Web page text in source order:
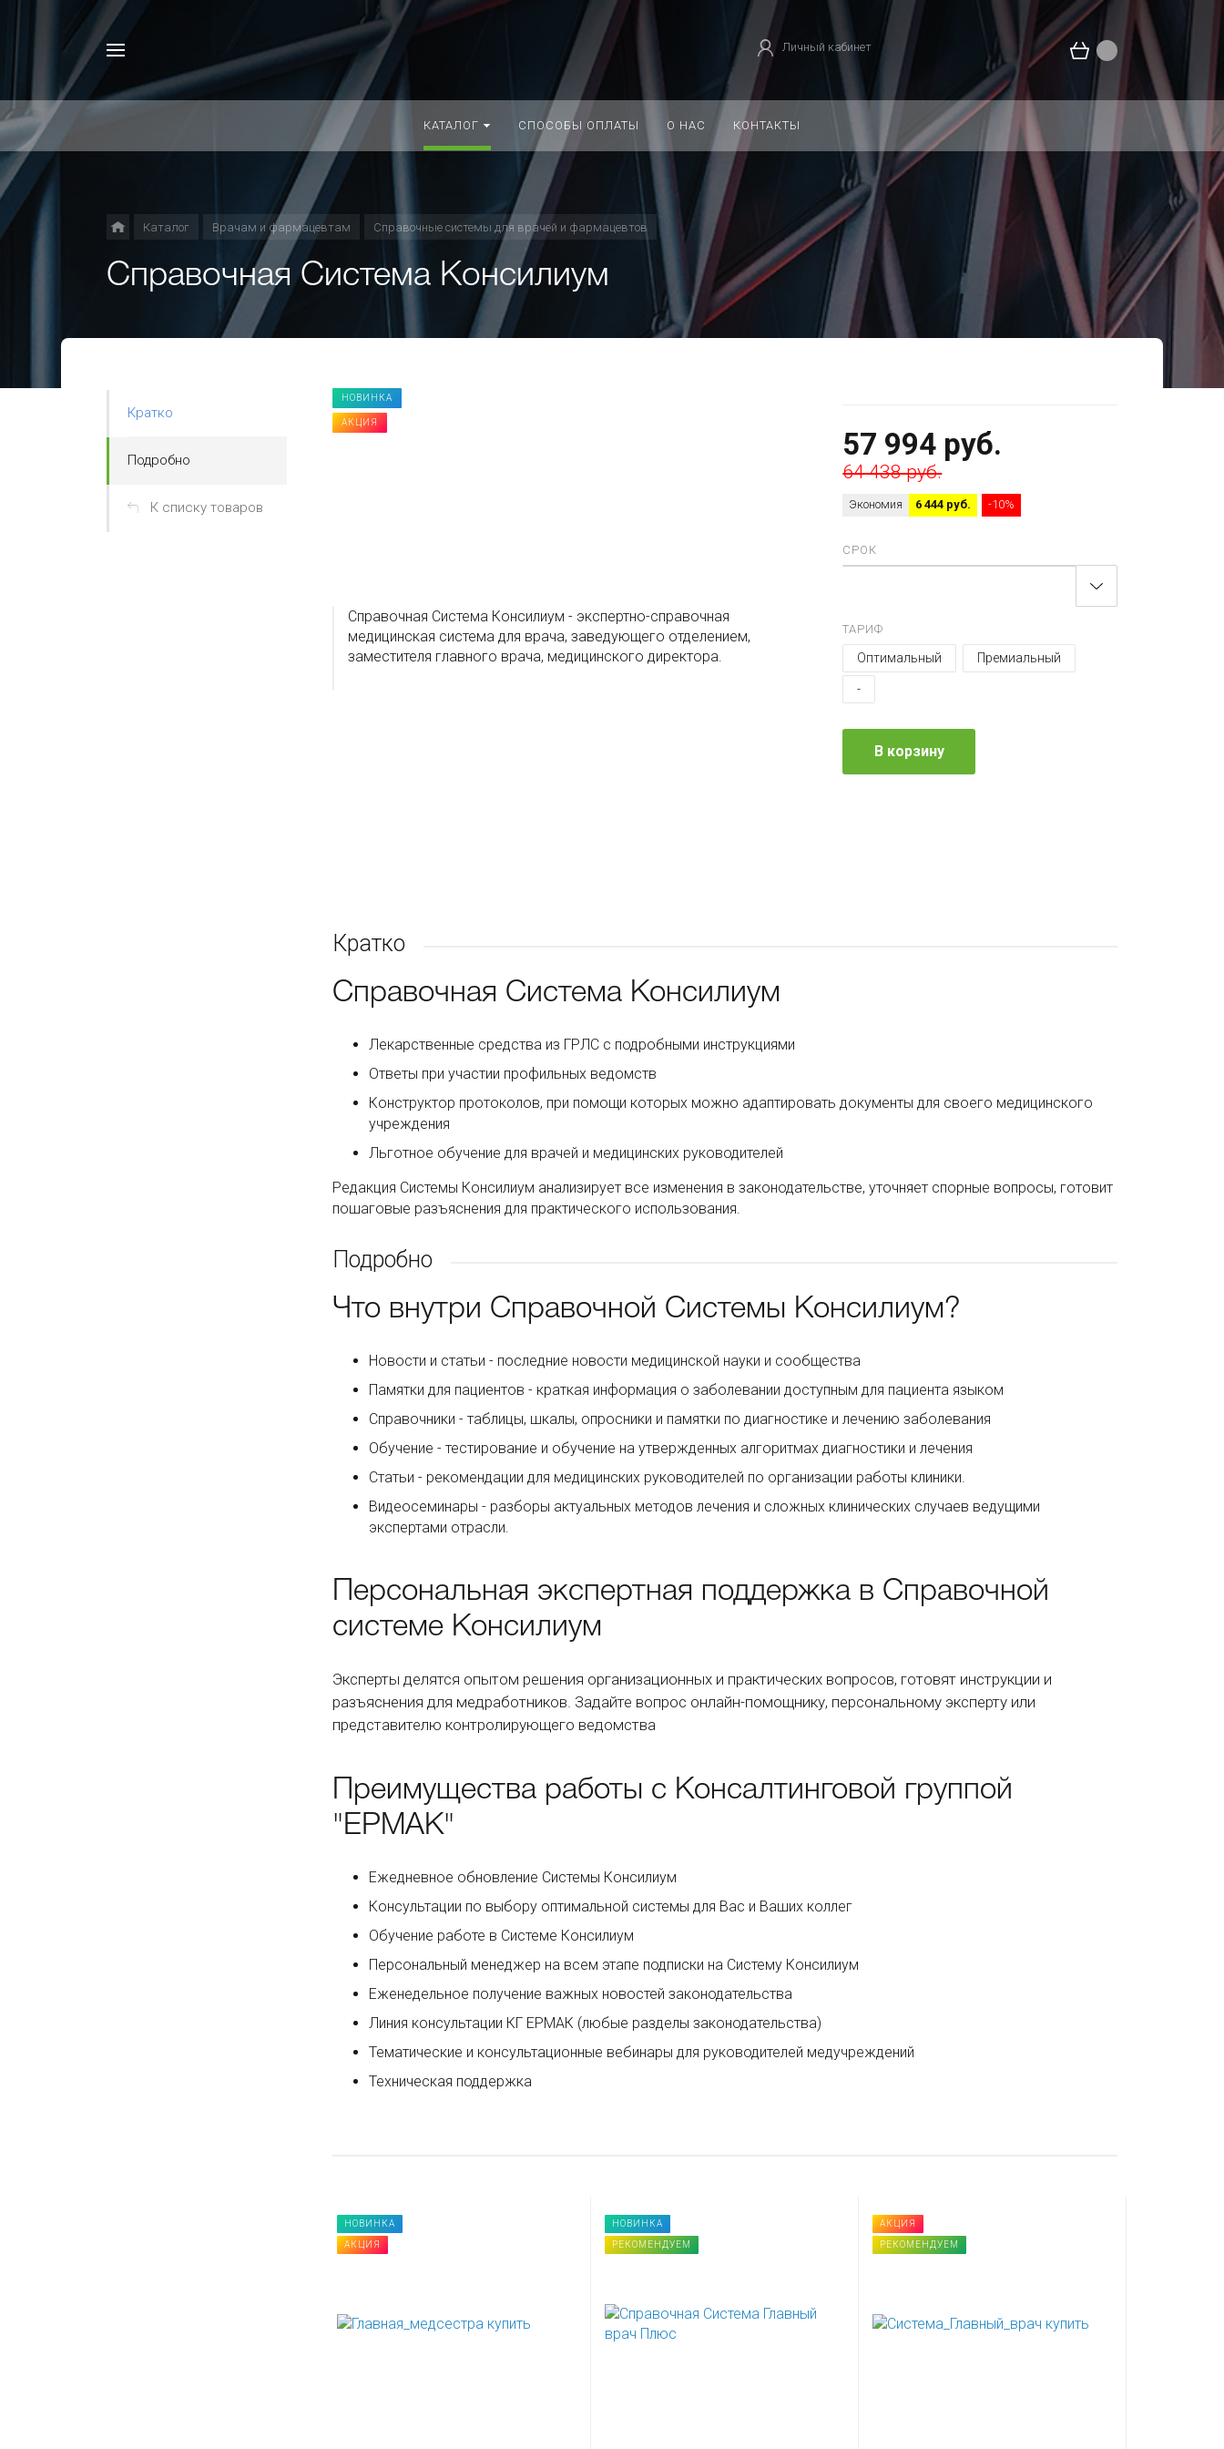
Личный кабинет
КАТАЛОГ СПОСОБЫ ОПЛАТЫ О НАС КОНТАКТЫ
Каталог Врачам и фармацевтам Справочные системы для врачей и фармацевтов
Справочная Система Консилиум
Кратко
Подробно
К списку товаров
НОВИНКА
АКЦИЯ
Справочная Система Консилиум - экспертно-справочная
медицинская система для врача, заведующего отделением,
заместителя главного врача, медицинского директора.
57 994 руб.
64 438 руб.
Экономия 6 444 руб. -10%
СРОК
ТАРИФ
Оптимальный Премиальный
-
В корзину
Кратко
Справочная Система Консилиум
Лекарственные средства из ГРЛС с подробными инструкциями
Ответы при участии профильных ведомств
Конструктор протоколов, при помощи которых можно адаптировать документы для своего медицинского
учреждения
Льготное обучение для врачей и медицинских руководителей
Редакция Системы Консилиум анализирует все изменения в законодательстве, уточняет спорные вопросы, готовит
пошаговые разъяснения для практического использования.
Подробно
Что внутри Справочной Системы Консилиум?
Новости и статьи - последние новости медицинской науки и сообщества
Памятки для пациентов - краткая информация о заболевании доступным для пациента языком
Справочники - таблицы, шкалы, опросники и памятки по диагностике и лечению заболевания
Обучение - тестирование и обучение на утвержденных алгоритмах диагностики и лечения
Статьи - рекомендации для медицинских руководителей по организации работы клиники.
Видеосеминары - разборы актуальных методов лечения и сложных клинических случаев ведущими
экспертами отрасли.
Персональная экспертная поддержка в Справочной
системе Консилиум
Эксперты делятся опытом решения организационных и практических вопросов, готовят инструкции и
разъяснения для медработников. Задайте вопрос онлайн-помощнику, персональному эксперту или
представителю контролирующего ведомства
Преимущества работы с Консалтинговой группой
"ЕРМАК"
Ежедневное обновление Системы Консилиум
Консультации по выбору оптимальной системы для Вас и Ваших коллег
Обучение работе в Системе Консилиум
Персональный менеджер на всем этапе подписки на Систему Консилиум
Еженедельное получение важных новостей законодательства
Линия консультации КГ ЕРМАК (любые разделы законодательства)
Тематические и консультационные вебинары для руководителей медучреждений
Техническая поддержка
НОВИНКА
АКЦИЯ
НОВИНКА
РЕКОМЕНДУЕМ
АКЦИЯ
РЕКОМЕНДУЕМ